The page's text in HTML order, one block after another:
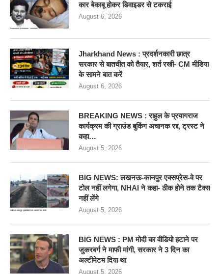
कार बेकाबू होकर डिवाइडर से टकराई
August 6, 2026
Jharkhand News : प्रदर्शनकारी छात्र
सरकार से बातचीत को तैयार, शर्त रखी- CM मीडिया
के सामने बात करें
August 6, 2026
BREAKING NEWS : राहुल के प्रयागराज
कार्यक्रम की ग्राउंड बुकिंग अचानक रद्द, ट्रस्ट ने
कहा…
August 5, 2026
BIG NEWS: लखनऊ-कानपुर एक्सप्रेस-वे पर
टोल नहीं लगेगा, NHAI ने कहा- ठीक होने तक टैक्स
नहीं लेंगे
August 5, 2026
BIG NEWS : PM मोदी का वीडियो हटाने पर
जुकरबर्ग ने माफी मांगी, सरकार ने 3 दिन का
अल्टीमेटम दिया था
August 5, 2026